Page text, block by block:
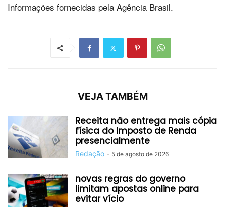
Informações fornecidas pela Agência Brasil.
VEJA TAMBÉM
Receita não entrega mais cópia
física do Imposto de Renda
presencialmente
Redação - 5 de agosto de 2026
novas regras do governo
limitam apostas online para
evitar vício